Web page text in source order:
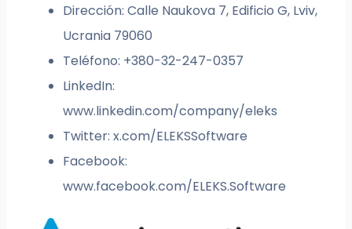
Dirección: Calle Naukova 7, Edificio G, Lviv,
Ucrania 79060
Teléfono: +380-32-247-0357
LinkedIn:
www.linkedin.com/company/eleks
Twitter: x.com/ELEKSSoftware
Facebook:
www.facebook.com/ELEKS.Software